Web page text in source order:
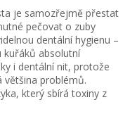
je samozřejmě přestat
pečovat o zuby
dentální hygienu –
kuřáků absolutní
i dentální nit, protože
většina problémů.
který sbírá toxiny z